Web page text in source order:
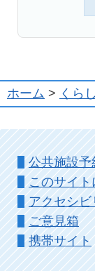
ホーム > くらし
公共施設予
このサイト
アクセシ
ご意見箱
携帯サイト